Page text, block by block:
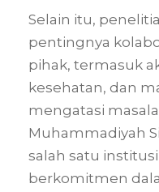
Selain itu,
pentingnya
pihak, termasuk
kesehatan, dan
mengatasi
Muhammadiyah
salah satu
berkomitmen